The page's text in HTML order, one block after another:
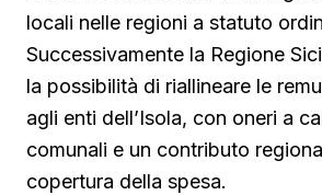
locali nelle regioni a statuto
Successivamente la Regione
la possibilità di riallineare le
agli enti dell’Isola, con oneri a
comunali e un contributo
copertura della spesa.